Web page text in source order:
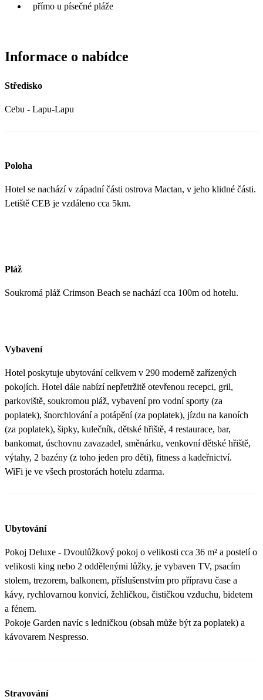
přímo u písečné pláže
Informace o nabídce
Středisko
Cebu - Lapu-Lapu
Poloha
Hotel se nachází v západní části ostrova Mactan, v jeho klidné části.
Letiště CEB je vzdáleno cca 5km.
Pláž
Soukromá pláž Crimson Beach se nachází cca 100m od hotelu.
Vybavení
Hotel poskytuje ubytování celkvem v 290 moderně zařízených
pokojích. Hotel dále nabízí nepřetržitě otevřenou recepci, gril,
parkoviště, soukromou pláž, vybavení pro vodní sporty (za
poplatek), šnorchlování a potápění (za poplatek), jízdu na kanoích
(za poplatek), šipky, kulečník, dětské hřiště, 4 restaurace, bar,
bankomat, úschovnu zavazadel, směnárku, venkovní dětské hřiště,
výtahy, 2 bazény (z toho jeden pro děti), fitness a kadeřnictví.
WiFi je ve všech prostorách hotelu zdarma.
Ubytování
Pokoj Deluxe - Dvoulůžkový pokoj o velikosti cca 36 m² a postelí o
velikosti king nebo 2 oddělenými lůžky, je vybaven TV, psacím
stolem, trezorem, balkonem, příslušenstvím pro přípravu čase a
kávy, rychlovarnou konvicí, žehličkou, čističkou vzduchu, bidetem
a fénem.
Pokoje Garden navíc s ledničkou (obsah může být za poplatek) a
kávovarem Nespresso.
Stravování